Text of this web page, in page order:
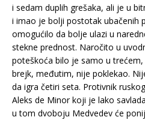
i sedam duplih grešaka, ali je u
i imao je bolji postotak ubačenih
omogućilo da bolje ulazi u
stekne prednost. Naročito u
poteškoća bilo je samo u
brejk, međutim, nije poklekao.
da igra četiri seta. Protivnik
Aleks de Minor koji je lako
u tom dvoboju Medvedev će